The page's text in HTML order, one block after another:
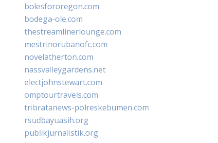
bolesfororegon.com
bodega-ole.com
thestreamlinerlounge.com
mestrinorubanofc.com
novelatherton.com
nassvalleygardens.net
electjohnstewart.com
omptourtravels.com
tribratanews-polreskebumen.com
rsudbayuasih.org
publikjurnalistik.org